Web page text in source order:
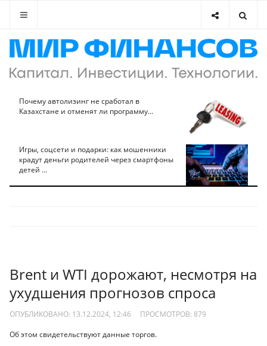
Почему автолизинг не сработал в
Казахстане и отменят ли программу...
Игры, соцсети и подарки: как мошенники
крадут деньги родителей через смартфоны
детей ...
Brent и WTI дорожают, несмотря на
ухудшения прогнозов спроса
ОПУБЛИКОВАНО: 13.12.2024, 12:46 ПРОСМОТРОВ: 879
Об этом свидетельствуют данные торгов.